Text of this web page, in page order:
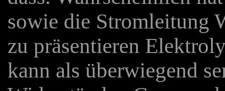
sowie die Stromleitung
zu präsentieren
kann als überwiegend